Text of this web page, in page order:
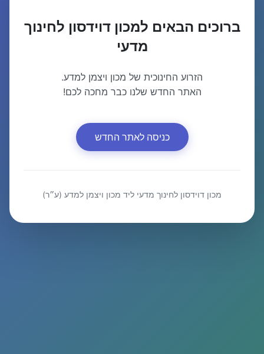
ברוכים הבאים למכון דוידסון לחינוך
מדעי
הזרוע החינוכית של מכון ויצמן למדע.
האתר החדש שלנו כבר מחכה לכם!
כניסה לאתר החדש
מכון דוידסון לחינוך מדעי ליד מכון ויצמן למדע (ע״ר)